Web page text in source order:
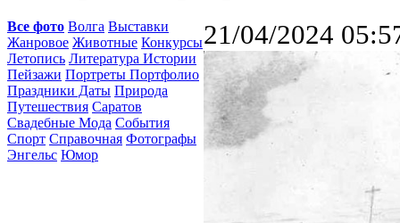
Все фото Волга Выставки
Жанровое Животные Конкурсы
Летопись Литература Истории
Пейзажи Портреты Портфолио
Праздники Даты Природа
Путешествия Саратов
Свадебные Мода События
Спорт Справочная Фотографы
Энгельс Юмор
21/04/2024